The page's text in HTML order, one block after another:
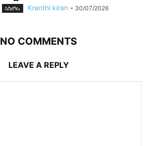
సినీలోకం Kranthi kiran - 30/07/2026
NO COMMENTS
LEAVE A REPLY